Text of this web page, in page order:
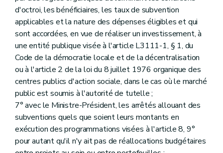
d'octroi, les bénéficiaires, les taux de subvention
applicables et la nature des dépenses éligibles et qui
sont accordées, en vue de réaliser un investissement, à
une entité publique visée à l'article L3111-1, § 1, du
Code de la démocratie locale et de la décentralisation
ou à l'article 2 de la loi du 8 juillet 1976 organique des
centres publics d'action sociale, dans le cas où le marché
public est soumis à l'autorité de tutelle ;
7° avec le Ministre-Président, les arrêtés allouant des
subventions quels que soient leurs montants en
exécution des programmations visées à l'article 8, 9°
pour autant qu'il n'y ait pas de réallocations budgétaires